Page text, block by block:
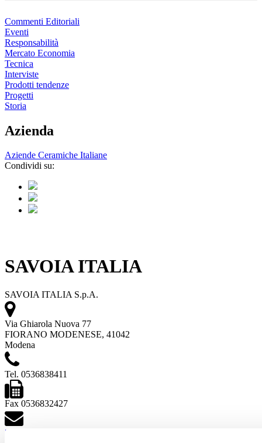
Commenti Editoriali
Eventi
Responsabilità
Mercato Economia
Tecnica
Interviste
Prodotti tendenze
Progetti
Storia
Azienda
Aziende Ceramiche Italiane
Condividi su:
SAVOIA ITALIA
SAVOIA ITALIA S.p.A.
Via Ghiarola Nuova 77
FIORANO MODENESE, 41042
Modena
Tel. 0536838411
Fax 0536832427
[email protected]